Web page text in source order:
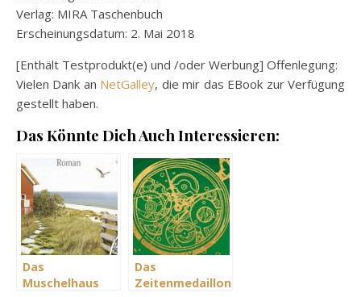
Verlag: MIRA Taschenbuch
Erscheinungsdatum: 2. Mai 2018
[Enthält Testprodukt(e) und /oder Werbung] Offenlegung:
Vielen Dank an NetGalley, die mir das EBook zur Verfügung
gestellt haben.
Das Könnte Dich Auch Interessieren:
Das
Muschelhaus
Das
Zeitenmedaillon